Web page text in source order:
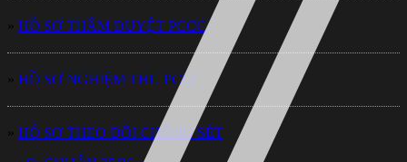
» HỒ SƠ THẨM DUYỆT PCCC
» HỒ SƠ NGHIỆM THU PCCC
» HỒ SƠ THEO DÕI CHỐNG SÉT